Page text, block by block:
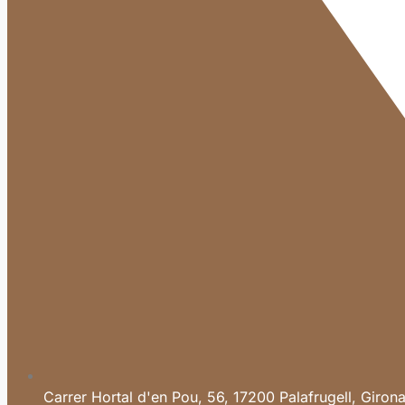
Carrer Hortal d'en Pou, 56, 17200 Palafrugell, Girona